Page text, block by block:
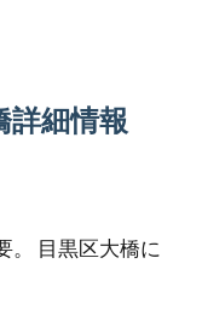
詳細情報
。 目黒区大橋に